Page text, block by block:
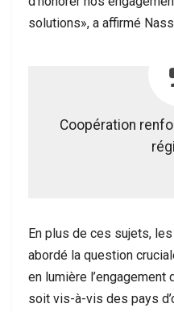
solutions», a affirmé
Coopération
En plus de ces sujets,
abordé la question
en lumière l’engagement
soit vis-à-vis des pays